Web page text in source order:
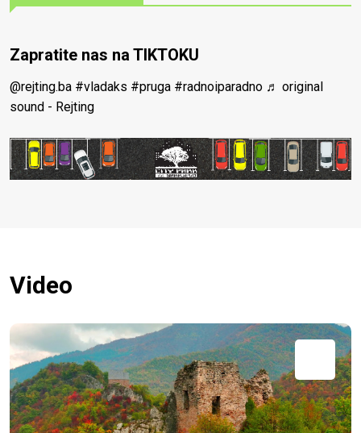
Zapratite nas na TIKTOKU
@rejting.ba #vladaks #pruga #radnoiparadno ♬ original
sound - Rejting
Video